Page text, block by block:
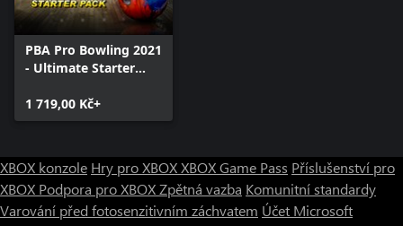
PBA Pro Bowling 2021
- Ultimate Starter
1 719,00 Kč+
XBOX konzole Hry pro XBOXXBOX Game Pass Příslušenství pro
XBOX Podpora pro XBOXZpětná vazba Komunitní standardy
Varování před fotosenzitivním záchvatem Účet Microsoft